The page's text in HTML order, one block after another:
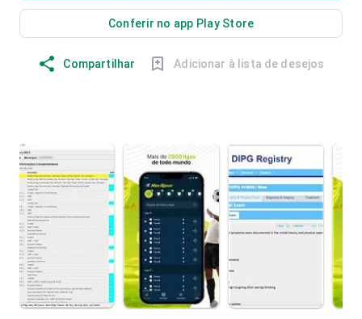
Conferir no app Play Store
Compartilhar Adicionar à lista de desejos